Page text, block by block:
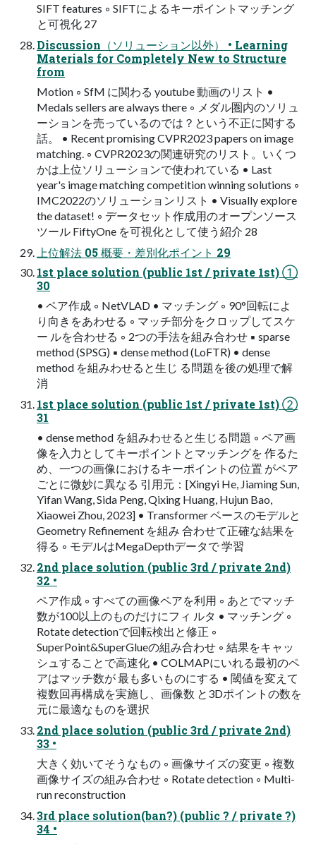
SIFT features ◦ SIFTによるキーポイントマッチング
と可視化 27
Discussion（ソリューション以外） • Learning
Materials for Completely New to Structure
from
Motion ◦ SfM に関わる youtube 動画のリスト •
Medals sellers are always there ◦ メダル圏内のソリュ
ーションを売っているのでは？という不正に関する
話。 • Recent promising CVPR2023 papers on image
matching. ◦ CVPR2023の関連研究のリスト。いくつ
かは上位ソリューションで使われている • Last
year's image matching competition winning solutions ◦
IMC2022のソリューションリスト • Visually explore
the dataset! ◦ データセット作成用のオープンソース
ツール FiftyOne を可視化として使う紹介 28
上位解法 05 概要・差別化ポイント 29
1st place solution (public 1st / private 1st) ①
30
• ペア作成 ◦ NetVLAD • マッチング ◦ 90°回転によ
り向きをあわせる ◦ マッチ部分をクロップしてスケ
ー ルを合わせる ◦ 2つの手法を組み合わせ ▪ sparse
method (SPSG) ▪ dense method (LoFTR) • dense
method を組みわせると生じ る問題を後の処理で解
消
1st place solution (public 1st / private 1st) ②
31
• dense method を組みわせると生じる問題 ◦ ペア画
像を入力としてキーポイントとマッチングを 作るた
め、一つの画像におけるキーポイントの位置 がペア
ごとに微妙に異なる 引用元：[Xingyi He, Jiaming Sun,
Yifan Wang, Sida Peng, Qixing Huang, Hujun Bao,
Xiaowei Zhou, 2023] • Transformer ベースのモデルと
Geometry Refinement を組み 合わせて正確な結果を
得る ◦ モデルはMegaDepthデータで 学習
2nd place solution (public 3rd / private 2nd)
32 •
ペア作成 ◦ すべての画像ペアを利用 ◦ あとでマッチ
数が100以上のものだけにフィ ルタ • マッチング ◦
Rotate detectionで回転検出と修正 ◦
SuperPoint&SuperGlueの組み合わせ ◦ 結果をキャッ
シュすることで高速化 • COLMAPにいれる最初のペ
アはマッチ数が 最も多いものにする • 閾値を変えて
複数回再構成を実施し、画像数 と3Dポイントの数を
元に最適なものを選択
2nd place solution (public 3rd / private 2nd)
33 •
大きく効いてそうなもの ◦ 画像サイズの変更 ◦ 複数
画像サイズの組み合わせ ◦ Rotate detection ◦ Multi-
run reconstruction
3rd place solution(ban?) (public ? / private ?)
34 •